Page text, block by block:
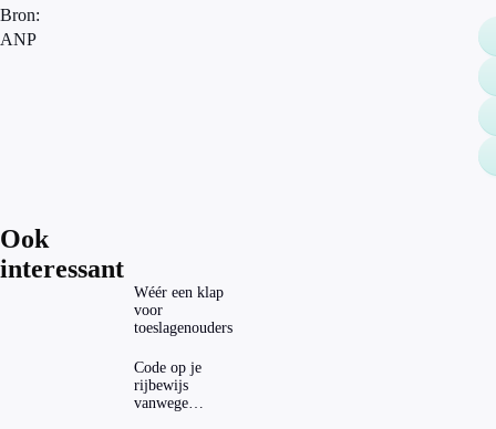
Bron:
ANP
Ook
interessant
Wéér een klap
voor
toeslagenouders
Code op je
rijbewijs
vanwege